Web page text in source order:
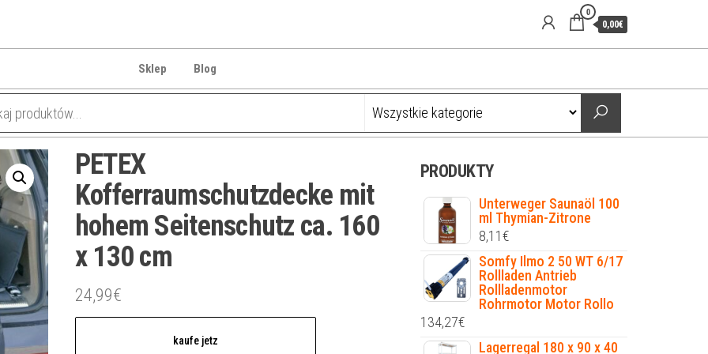
0
0,00€
Sklep Blog
PETEX
Kofferraumschutzdecke mit
hohem Seitenschutz ca. 160
x 130 cm
24,99€
kaufe jetz
PRODUKTY
Unterweger Saunaöl 100
ml Thymian-Zitrone
8,11€
Somfy Ilmo 2 50 WT 6/17
Rollladen Antrieb
Rollladenmotor
Rohrmotor Motor Rollo
134,27€
Lagerregal 180 x 90 x 40